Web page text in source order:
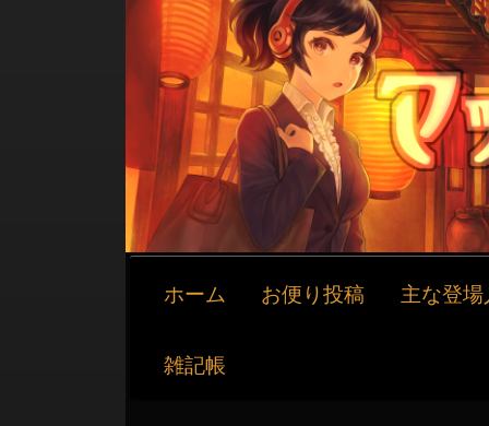
ホーム お便り投稿 主な登
雑記帳